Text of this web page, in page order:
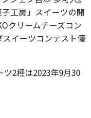
工房」スイーツの開
クリームチーズコン
イーツコンテスト優
2種は2023年9月30